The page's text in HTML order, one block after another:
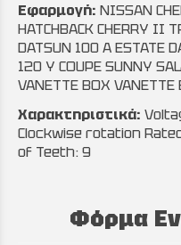
Εφαρμογή: NISSAN
HATCHBACK CHERRY II
DATSUN 100 A ESTATE
120 Y COUPE SUNNY
VANETTE BOX VANETTE
Χαρακτηριστικά:
Clockwise rotation
of Teeth: 9
Φόρμα